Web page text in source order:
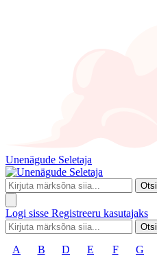
Unenägude Seletaja
Otsi
Logi sisse Registreeru kasutajaks
Otsi
A B D E F G